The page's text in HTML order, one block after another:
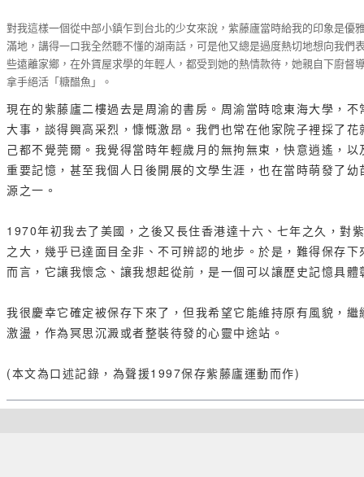
對我這樣一個從中部小鎮乍到台北的少女來說，紫藤廬當時給我的印象是
滿地，講得一口我全然聽不懂的湖南話，可是他又總是過度熱切地想向我
些遠離家鄉，在外賃屋求學的年輕人，都受到她的熱情款待，她親自下廚
拿手絕活「糖醋魚」。
現在的紫藤廬二樓過去是周渝的書房。周渝當時唸東海大學，
大事，談得興高采烈，慷慨激昂。我們也常在他家院子裡採了
己都不覺莞爾。我覺得當時年輕歲月的無拘無束，快意逍遙，
重要記憶，甚至我個人日後開展的文學生涯，也在當時萌發了
源之一。
1970年初我去了美國，之後又長住香港達十六、七年之久，對
之大，幾乎已達面目全非、不可辨認的地步。於是，難得保存
而言，它讓我懷念、讓我想起從前，是一個可以讓歷史記憶具體
我很慶幸它確定被保存下來了，但我希望它能維持原有風貌，
激盪，作為冥思沉澱或者整裝待發的心靈中途站。
(本文為口述記錄，為聲援1997保存紫藤廬運動而作)